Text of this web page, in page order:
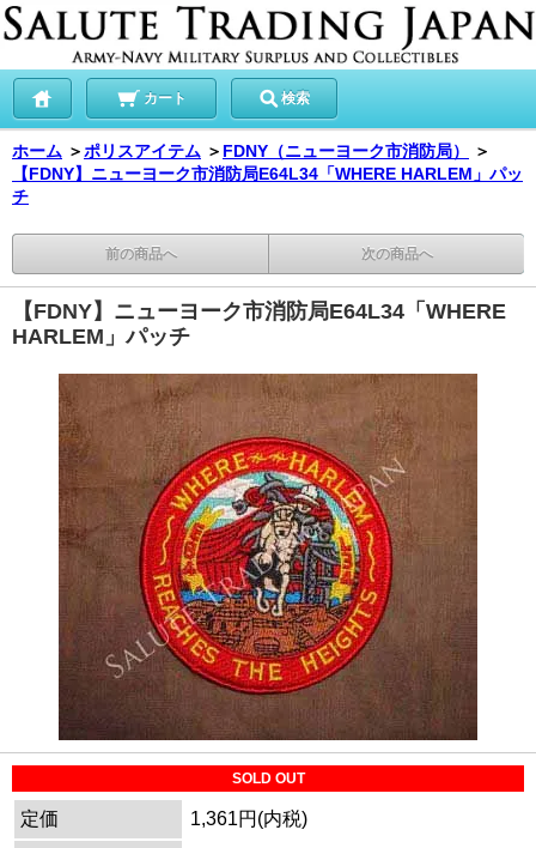
カート 検索
ホーム ＞ポリスアイテム ＞ FDNY（ニューヨーク市消防局）
＞
【FDNY】ニューヨーク市消防局E64L34「WHERE HARLEM」パッ
チ
前の商品へ 次の商品へ
【FDNY】ニューヨーク市消防局E64L34「WHERE
HARLEM」パッチ
SOLD OUT
定価
1,361円(内税)